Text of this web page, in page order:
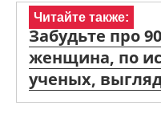
Читайте также:
Забудьте про
женщина, по
ученых,